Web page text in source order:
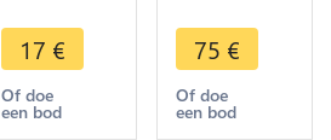
Liards John
Theodore
Bavaria
1752 ->
17 €
Of doe
een bod
Epoque
Double
Escarlin
John
75 €
Of doe
een bod